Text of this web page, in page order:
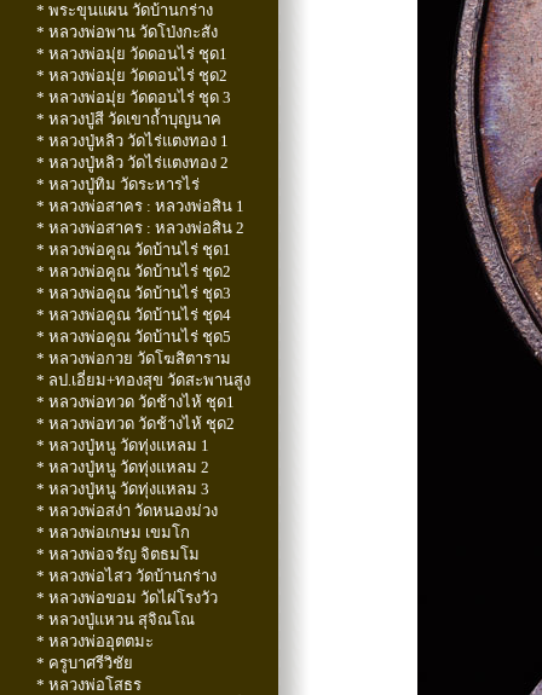
* พระขุนแผน วัดบ้านกร่าง
* หลวงพ่อพาน วัดโป่งกะสัง
* หลวงพ่อมุ่ย วัดดอนไร่ ชุด1
* หลวงพ่อมุ่ย วัดดอนไร่ ชุด2
* หลวงพ่อมุ่ย วัดดอนไร่ ชุด 3
* หลวงปู่สี วัดเขาถ้ำบุญนาค
* หลวงปู่หลิว วัดไร่แตงทอง 1
* หลวงปู่หลิว วัดไร่แตงทอง 2
* หลวงปู่ทิม วัดระหารไร่
* หลวงพ่อสาคร : หลวงพ่อสิน 1
* หลวงพ่อสาคร : หลวงพ่อสิน 2
* หลวงพ่อคูณ วัดบ้านไร่ ชุด1
* หลวงพ่อคูณ วัดบ้านไร่ ชุด2
* หลวงพ่อคูณ วัดบ้านไร่ ชุด3
* หลวงพ่อคูณ วัดบ้านไร่ ชุด4
* หลวงพ่อคูณ วัดบ้านไร่ ชุด5
* หลวงพ่อกวย วัดโฆสิตาราม
* ลป.เอี่ยม+ทองสุข วัดสะพานสูง
* หลวงพ่อทวด วัดช้างไห้ ชุด1
* หลวงพ่อทวด วัดช้างไห้ ชุด2
* หลวงปู่หนู วัดทุ่งแหลม 1
* หลวงปู่หนู วัดทุ่งแหลม 2
* หลวงปู่หนู วัดทุ่งแหลม 3
* หลวงพ่อสง่า วัดหนองม่วง
* หลวงพ่อเกษม เขมโก
* หลวงพ่อจรัญ จิตธมโม
* หลวงพ่อไสว วัดบ้านกร่าง
* หลวงพ่อขอม วัดไผ่โรงวัว
* หลวงปู่แหวน สุจิณโณ
* หลวงพ่ออุตตมะ
* ครูบาศรีวิชัย
* หลวงพ่อโสธร